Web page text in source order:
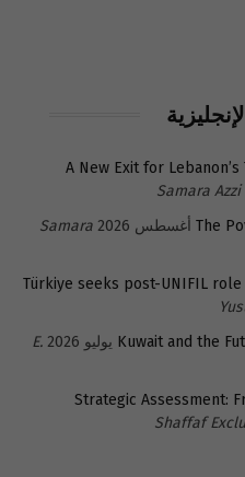
A New Exit for
Samara Azzi
The
Samara
Türkiye seeks post-UNIFIL
Kuwait and the
E.
Strategic Assessment:
Shaffaf